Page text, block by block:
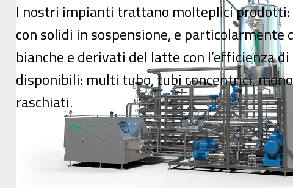
I nostri impianti trattano molteplici
con solidi in sospensione, e particolarmente
bianche e derivati del latte con l’efficienza
disponibili: multi tubo, tubi concentrici,
raschiati.